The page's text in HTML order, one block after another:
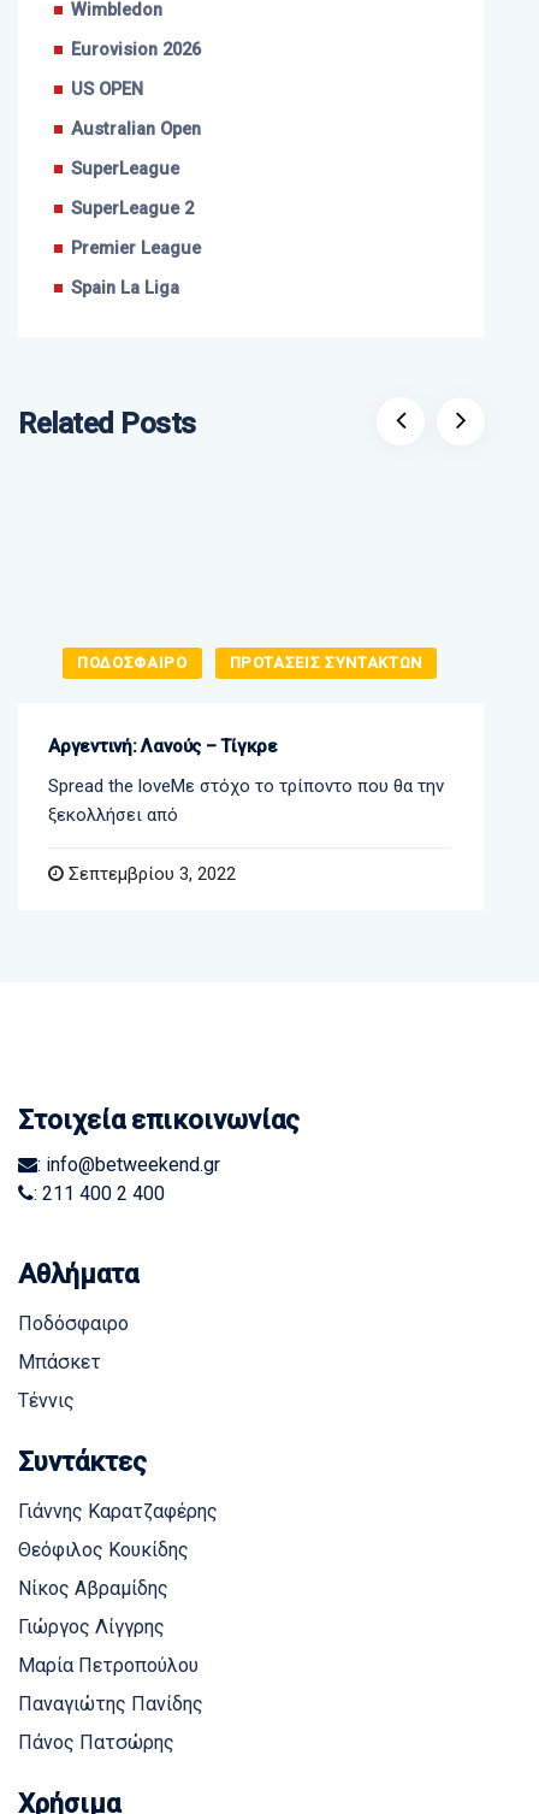
Wimbledon
Eurovision 2026
US OPEN
Australian Open
SuperLeague
SuperLeague 2
Premier League
Spain La Liga
Related Posts
ΠΟΔΟΣΦΑΙΡΟ ΠΡΟΤΑΣΕΙΣ ΣΥΝΤΑΚΤΩΝ
Αργεντινή: Λανούς – Τίγκρε
Spread the loveΜε στόχο το τρίποντο που θα την
ξεκολλήσει από
Σεπτεμβρίου 3, 2022
Στοιχεία επικοινωνίας
: info@betweekend.gr
: 211 400 2 400
Αθλήματα
Ποδόσφαιρο
Μπάσκετ
Τέννις
Συντάκτες
Γιάννης Καρατζαφέρης
Θεόφιλος Κουκίδης
Νίκος Αβραμίδης
Γιώργος Λίγγρης
Μαρία Πετροπούλου
Παναγιώτης Πανίδης
Πάνος Πατσώρης
Χρήσιμα